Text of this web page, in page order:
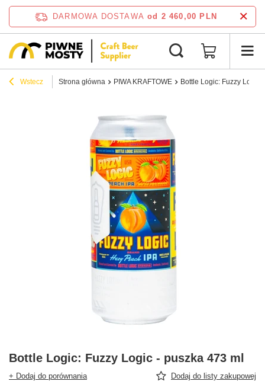
DARMOWA DOSTAWA od 2 460,00 PLN
Wstecz Strona główna PIWA KRAFTOWE Bottle Logic: Fuzzy Logic
Bottle Logic: Fuzzy Logic - puszka 473 ml
+ Dodaj do porównania Dodaj do listy zakupowej